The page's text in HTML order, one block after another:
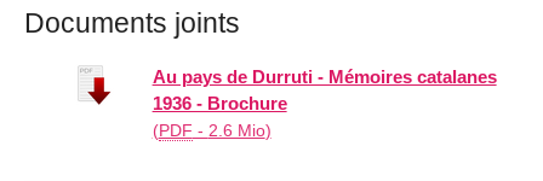
Documents joints
Au pays de Durruti - Mémoires catalanes
1936 - Brochure
(PDF - 2.6 Mio)